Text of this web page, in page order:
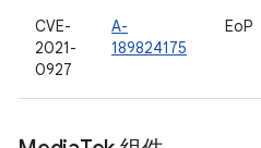
CVE-
2021-
0927
A-
189824175
EoP